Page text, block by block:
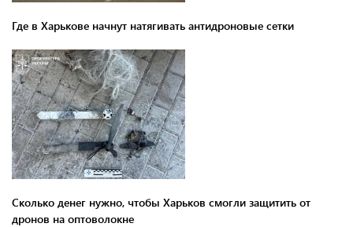
Где в Харькове начнут натягивать антидроновые сетки
Сколько денег нужно, чтобы Харьков смогли защитить от
дронов на оптоволокне